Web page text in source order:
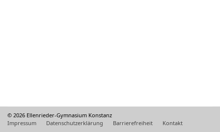
© 2026 Ellenrieder-Gymnasium Konstanz
Impressum
Datenschutzerklärung Barrierefreiheit Kontakt